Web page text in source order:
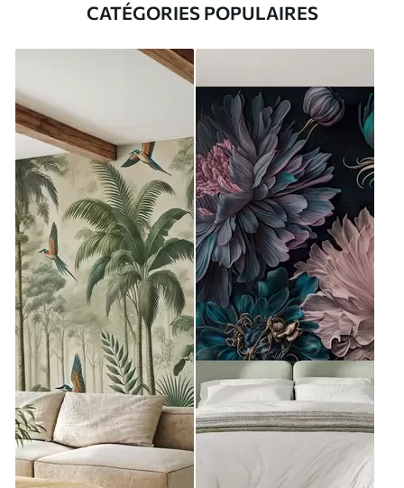
CATÉGORIES POPULAIRES